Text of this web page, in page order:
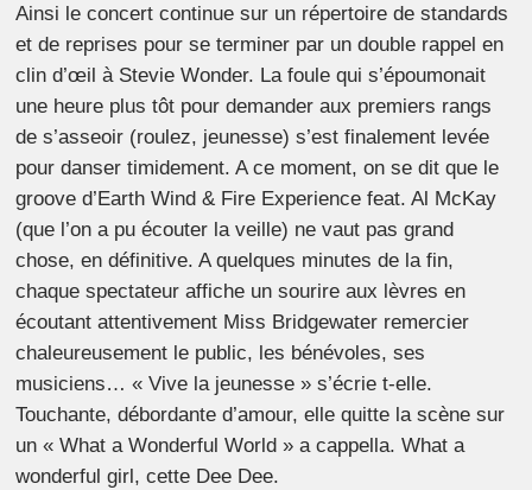
Ainsi le concert continue sur un répertoire de standards
et de reprises pour se terminer par un double rappel en
clin d’œil à Stevie Wonder. La foule qui s’époumonait
une heure plus tôt pour demander aux premiers rangs
de s’asseoir (roulez, jeunesse) s’est finalement levée
pour danser timidement. A ce moment, on se dit que le
groove d’Earth Wind & Fire Experience feat. Al McKay
(que l’on a pu écouter la veille) ne vaut pas grand
chose, en définitive. A quelques minutes de la fin,
chaque spectateur affiche un sourire aux lèvres en
écoutant attentivement Miss Bridgewater remercier
chaleureusement le public, les bénévoles, ses
musiciens… «Vive la jeunesse» s’écrie t-elle.
Touchante, débordante d’amour, elle quitte la scène sur
un « What a Wonderful World » a cappella.What a
wonderful girl, cette Dee Dee.